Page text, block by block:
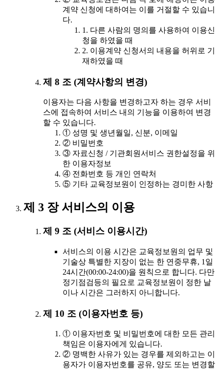
계약 신청에 대하여는 이를 거절할 수 있습니
다.
1. 다른 사람의 명의를 사용하여 이용신
청을 하였을 때
2. 이용계약 신청서의 내용을 허위로 기
재하였을 때
제 8 조 (계약사항의 변경)
이용자는 다음 사항을 변경하고자 하는 경우 서비
스에 접속하여 서비스 내의 기능을 이용하여 변경
할 수 있습니다.
① 성명 및 생년월일, 신분, 이메일
② 비밀번호
③ 자료신청 / 기관회원서비스 권한설정을 위
한 이용자정보
④ 전화번호 등 개인 연락처
⑤ 기타 교육정보원이 인정하는 경미한 사항
제 3 장 서비스의 이용
제 9 조 (서비스 이용시간)
서비스의 이용 시간은 교육정보원의 업무 및
기술상 특별한 지장이 없는 한 연중무휴, 1일
24시간(00:00-24:00)을 원칙으로 합니다. 다만
정기점검등의 필요로 교육정보원이 정한 날
이나 시간은 그러하지 아니합니다.
제 10 조 (이용자번호 등)
① 이용자번호 및 비밀번호에 대한 모든 관리
책임은 이용자에게 있습니다.
② 명백한 사유가 있는 경우를 제외하고는 이
용자가 이용자번호를 공유, 양도 또는 변경할